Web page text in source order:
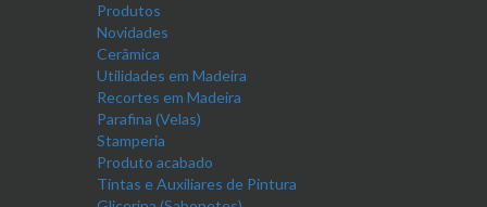
Produtos
Novidades
Cerâmica
Utilidades em Madeira
Recortes em Madeira
Parafina (Velas)
Stamperia
Produto acabado
Tintas e Auxiliares de Pintura